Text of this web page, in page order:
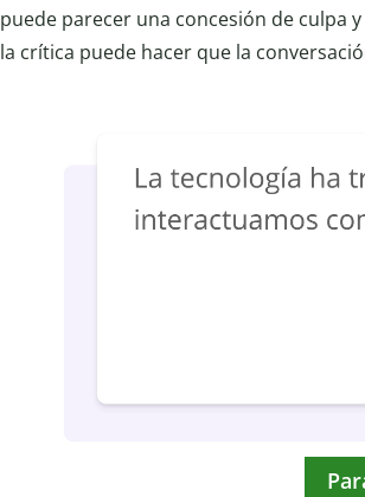
puede parecer una concesión de culpa
la crítica puede hacer que la